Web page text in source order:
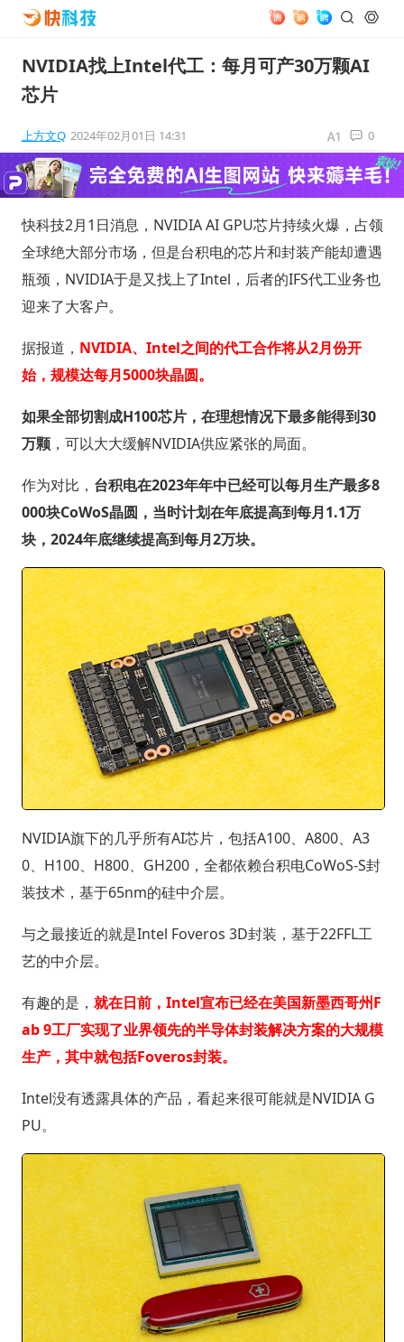
NVIDIA找上Intel代工：每月可产30万颗AI
芯片
上方文Q 2024年02月01日 14:31 0
快科技2月1日消息，NVIDIA AI GPU芯片持续火爆，占领
全球绝大部分市场，但是台积电的芯片和封装产能却遭遇
瓶颈，NVIDIA于是又找上了Intel，后者的IFS代工业务也
迎来了大客户。
据报道， NVIDIA、Intel之间的代工合作将从2月份开
始，规模达每月5000块晶圆。
如果全部切割成H100芯片，在理想情况下最多能得到30
万颗，可以大大缓解NVIDIA供应紧张的局面。
作为对比， 台积电在2023年年中已经可以每月生产最多8
000块CoWoS晶圆，当时计划在年底提高到每月1.1万
块，2024年底继续提高到每月2万块。
NVIDIA旗下的几乎所有AI芯片，包括A100、A800、A3
0、H100、H800、GH200，全都依赖台积电CoWoS-S封
装技术，基于65nm的硅中介层。
与之最接近的就是Intel Foveros 3D封装，基于22FFL工
艺的中介层。
有趣的是， 就在日前，Intel宣布已经在美国新墨西哥州F
ab 9工厂实现了业界领先的半导体封装解决方案的大规模
生产，其中就包括Foveros封装。
Intel没有透露具体的产品，看起来很可能就是NVIDIA G
PU。